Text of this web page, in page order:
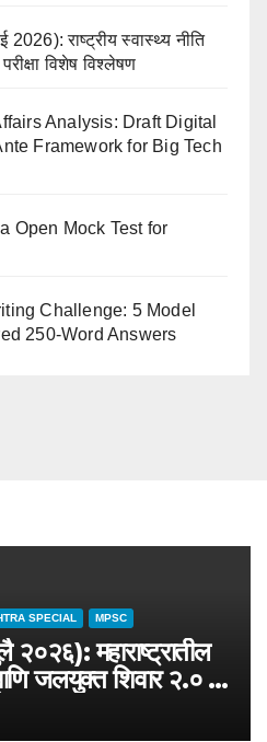
राष्ट्रीय स्वास्थ्य नीति
विशेष विश्लेषण
Analysis: Draft Digital
Framework for Big Tech
Open Mock Test for
Challenge: 5 Model
250-Word Answers
SPECIAL MPSC
महाराष्ट्रातील
जलयुक्त शिवार २.० –